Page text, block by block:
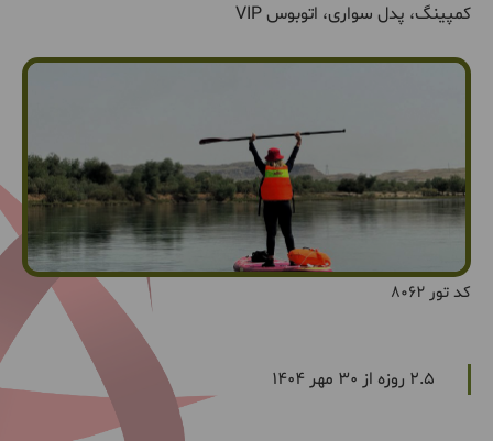
کمپینگ، پدل سواری، اتوبوس VIP
کد تور 8062
2.5 روزه از 30 مهر 1404